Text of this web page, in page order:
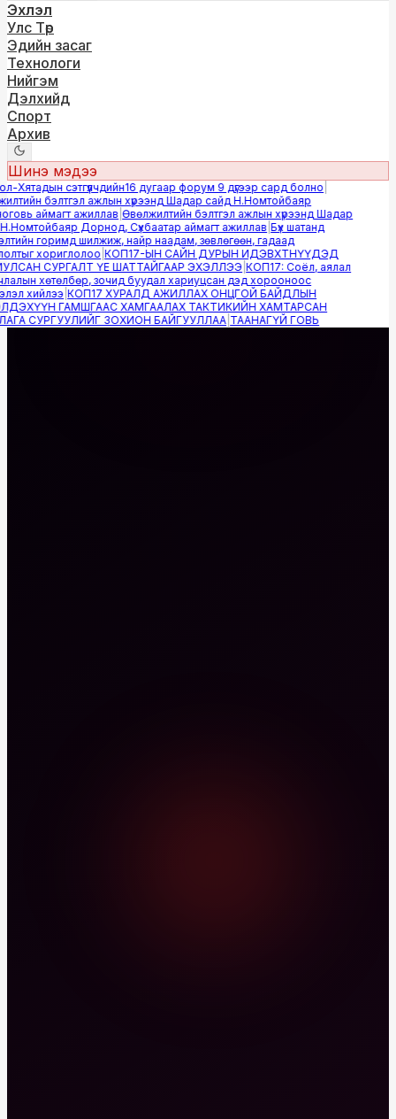
Эхлэл
Улс Төр
Эдийн засаг
Технологи
Нийгэм
Дэлхийд
Спорт
Архив
Шинэ мэдээ
сэтгүүлчдийн16 дугаар форум 9 дүгээр сард болно|
бэлтгэл ажлын хүрээнд Шадар сайд Н.Номтойбаяр
аймагт ажиллав|Өвөлжилтийн бэлтгэл ажлын хүрээнд Шадар
Дорнод, Сүхбаатар аймагт ажиллав|Бүх шатанд
горимд шилжиж, найр наадам, зөвлөгөөн, гадаад
хориглолоо|КОП17-ЫН САЙН ДУРЫН ИДЭВХТНҮҮДЭД
СУРГАЛТ ҮЕ ШАТТАЙГААР ЭХЭЛЛЭЭ|КОП17: Соёл, аялал
хөтөлбөр, зочид буудал хариуцсан дэд хорооноос
хийлээ|КОП17 ХУРАЛД АЖИЛЛАХ ОНЦГОЙ БАЙДЛЫН
ГАМШГААС ХАМГААЛАХ ТАКТИКИЙН ХАМТАРСАН
СУРГУУЛИЙГ ЗОХИОН БАЙГУУЛЛАА|ТААНАГҮЙ ГОВЬ